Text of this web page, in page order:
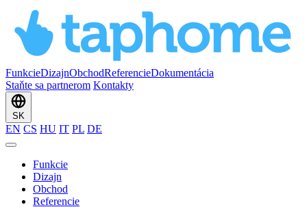
FunkcieDizajnObchodReferencieDokumentácia
Staňte sa partnerom Kontakty
SK
EN CS HU IT PL DE
Funkcie
Dizajn
Obchod
Referencie